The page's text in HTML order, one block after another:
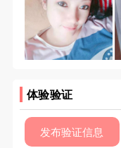
体验验证
发布验证信息